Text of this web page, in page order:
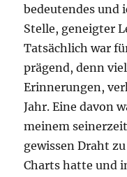
bedeutendes und
Stelle, geneigter
Tatsächlich war
prägend, denn
Erinnerungen,
Jahr. Eine davon
meinem
gewissen Draht
Charts hatte und